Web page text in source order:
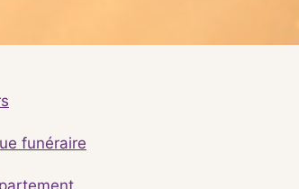
funéraire